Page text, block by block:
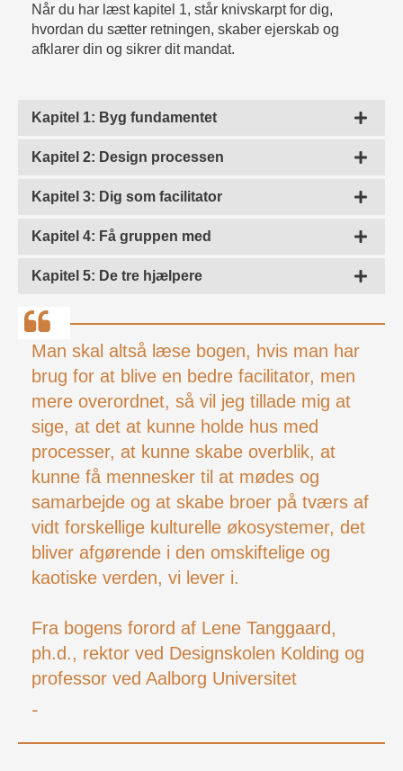
Når du har læst kapitel 1, står knivskarpt for dig,
hvordan du sætter retningen, skaber ejerskab og
afklarer din og sikrer dit mandat.
Kapitel 1: Byg fundamentet
Kapitel 2: Design processen
Kapitel 3: Dig som facilitator
Kapitel 4: Få gruppen med
Kapitel 5: De tre hjælpere
Man skal altså læse bogen, hvis man har
brug for at blive en bedre facilitator, men
mere overordnet, så vil jeg tillade mig at
sige, at det at kunne holde hus med
processer, at kunne skabe overblik, at
kunne få mennesker til at mødes og
samarbejde og at skabe broer på tværs af
vidt forskellige kulturelle økosystemer, det
bliver afgørende i den omskiftelige og
kaotiske verden, vi lever i.
Fra bogens forord af Lene Tanggaard,
ph.d., rektor ved Designskolen Kolding og
professor ved Aalborg Universitet
-